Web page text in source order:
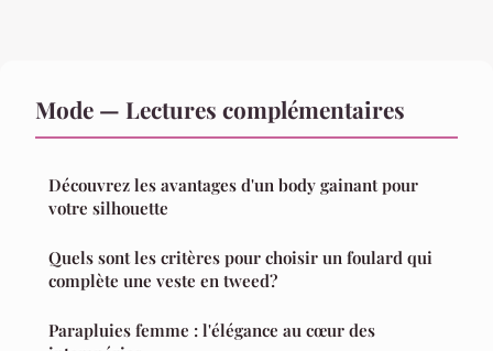
Mode — Lectures complémentaires
Découvrez les avantages d'un body gainant pour
votre silhouette
Quels sont les critères pour choisir un foulard qui
complète une veste en tweed?
Parapluies femme : l'élégance au cœur des